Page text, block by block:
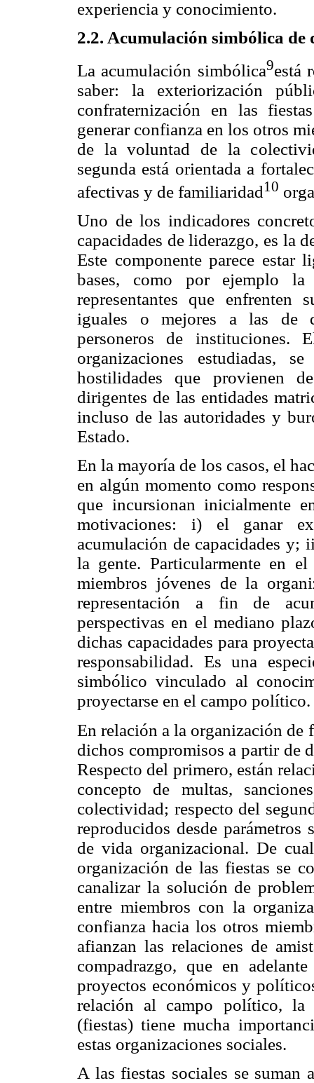
experiencia y conocimiento.
2.2. Acumulación simbólica de
La acumulación simbólica9está
saber: la exteriorización
confraternización en las
generar confianza en los otros
de la voluntad de la
segunda está orientada a
afectivas y de familiaridad10
Uno de los indicadores
capacidades de liderazgo, es la
Este componente parece estar
bases, como por ejemplo la
representantes que enfrenten
iguales o mejores a las de
personeros de
organizaciones estudiadas,
hostilidades que provienen
dirigentes de las entidades
incluso de las autoridades y
Estado.
En la mayoría de los casos, el
en algún momento como
que incursionan inicialmente
motivaciones: i) el ganar
acumulación de capacidades
la gente. Particularmente en
miembros jóvenes de la
representación a fin de
perspectivas en el mediano
dichas capacidades para
responsabilidad. Es una
simbólico vinculado al
proyectarse en el campo político.
En relación a la organización de
dichos compromisos a partir de
Respecto del primero, están
concepto de multas,
colectividad; respecto del
reproducidos desde
de vida organizacional. De
organización de las fiestas se
canalizar la solución de
entre miembros con la
confianza hacia los otros
afianzan las relaciones de
compadrazgo, que en
proyectos económicos y
relación al campo político, la
(fiestas) tiene mucha
estas organizaciones sociales.
A las fiestas sociales se